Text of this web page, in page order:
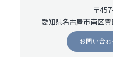
〒
愛知県名古屋市南区
お問い合